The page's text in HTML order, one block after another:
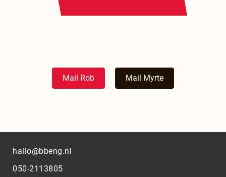
Mail Rob Mail Myrte
hallo@bbeng.nl
050-2113805